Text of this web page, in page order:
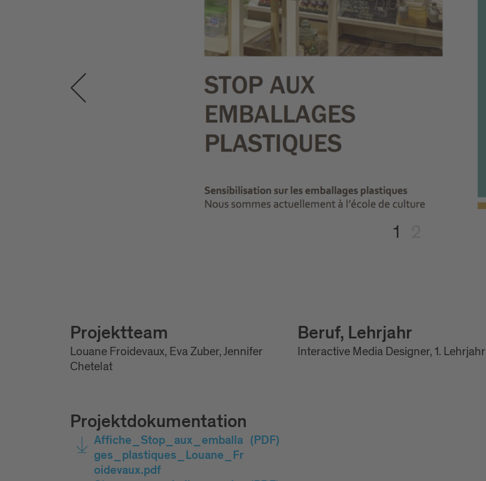
1
Projektteam
Louane Froidevaux, Eva Zuber, Jennifer
Chetelat
Beruf, Lehrjahr
Interactive Media Designer, 1. Lehrjahr
Projektdokumentation
Affiche_Stop_aux_emballa
ges_plastiques_Louane_Fr
oidevaux.pdf
(PDF)